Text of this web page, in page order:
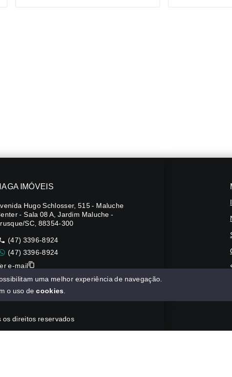
IMÓVEIS
Hugo Schlosser, 515 - Maluche
- Sala 08 A, Jardim Maluche -
SC, 88354-300
(47) 3396-8924
(47) 3396-8924
e-mail
R$3.151,24
os direitos reservados
uma melhor experiência de navegação.
o uso decookies